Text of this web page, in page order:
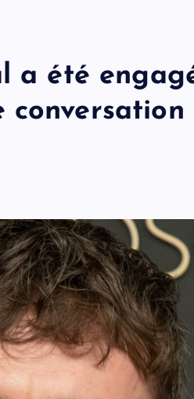
a été
conversation